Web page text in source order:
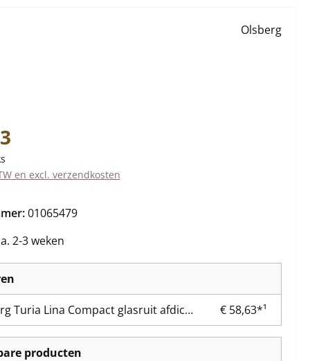
Olsberg
en excl. verzendkosten
01065479
2-3 weken
Olsberg Turia Lina Compact glasruit afdichting € 58,63*¹
producten